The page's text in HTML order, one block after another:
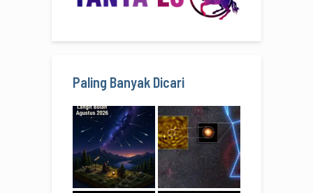
Paling Banyak Dicari